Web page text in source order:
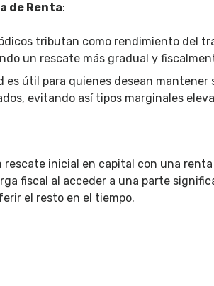
de Renta:
tributan como rendimiento del
un rescate más gradual y
es útil para quienes desean mantener
evitando así tipos marginales
rescate inicial en capital con una
fiscal al acceder a una parte
el resto en el tiempo.